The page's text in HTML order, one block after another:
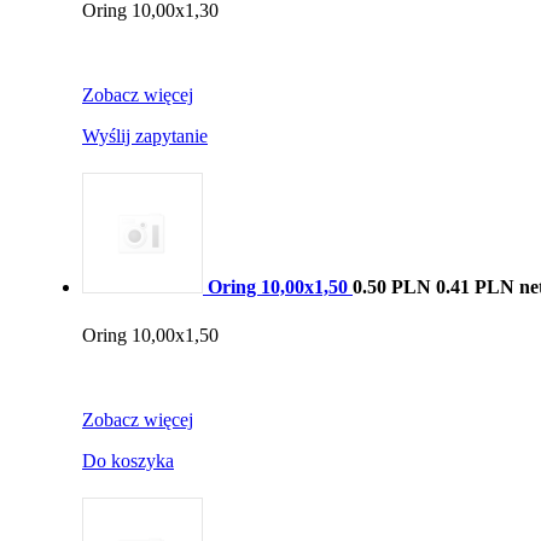
Oring 10,00x1,30
Zobacz więcej
Wyślij zapytanie
Oring 10,00x1,50 0.50 PLN 0.41 PLN
Oring 10,00x1,50
Zobacz więcej
Do koszyka